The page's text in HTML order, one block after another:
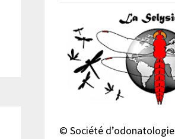
© Société d’odonatologie